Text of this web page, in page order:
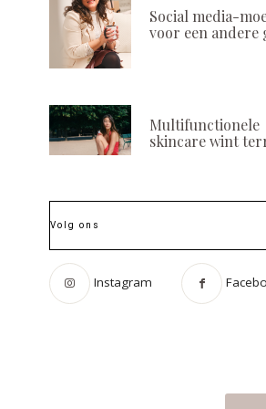
Show your best results!
By Brigitte Hogervorst
POSTED
ON
16 APRIL, 2021
Social media-
voor een andere
Multifunctionele
skincare wint
Volg ons
Instagram